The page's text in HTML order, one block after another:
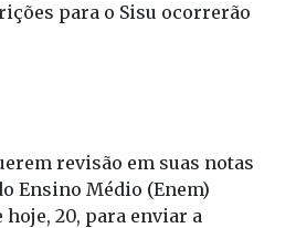
para o Sisu ocorrerão
revisão em suas notas
Ensino Médio (Enem)
hoje, 20, para enviar a